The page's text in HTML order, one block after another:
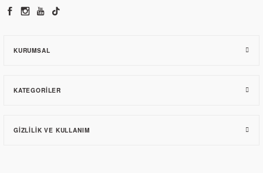
KURUMSAL
KATEGORILER
GIZLILIK VE KULLANIM